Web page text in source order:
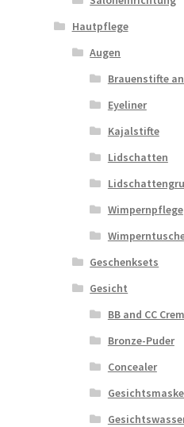
Hautpflege
Augen
Brauenstifte
Eyeliner
Kajalstifte
Lidschatten
Wimpernpflege
Geschenksets
Gesicht
BB and CC
Bronze-Puder
Concealer